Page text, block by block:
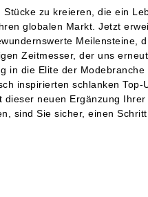
zu kreieren, die ein
globalen Markt. Jetzt
Meilensteine,
Zeitmesser, der uns
die Elite der
inspirierten schlanken
neuen Ergänzung
sind Sie sicher, einen